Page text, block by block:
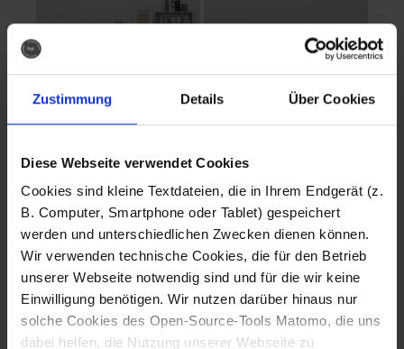
Zustimmung Details Über Cookies
Diese Webseite verwendet Cookies
Cookies sind kleine Textdateien, die in Ihrem Endgerät (z.
B. Computer, Smartphone oder Tablet) gespeichert
werden und unterschiedlichen Zwecken dienen können.
Wir verwenden technische Cookies, die für den Betrieb
unserer Webseite notwendig sind und für die wir keine
Einwilligung benötigen. Wir nutzen darüber hinaus nur
solche Cookies des Open-Source-Tools Matomo, die uns
dabei helfen, die Nutzung unserer Webseite zu
Fotografo: Lorenz
Sternbach
Download
Fotografo: Lorenz
Sternbach
Download